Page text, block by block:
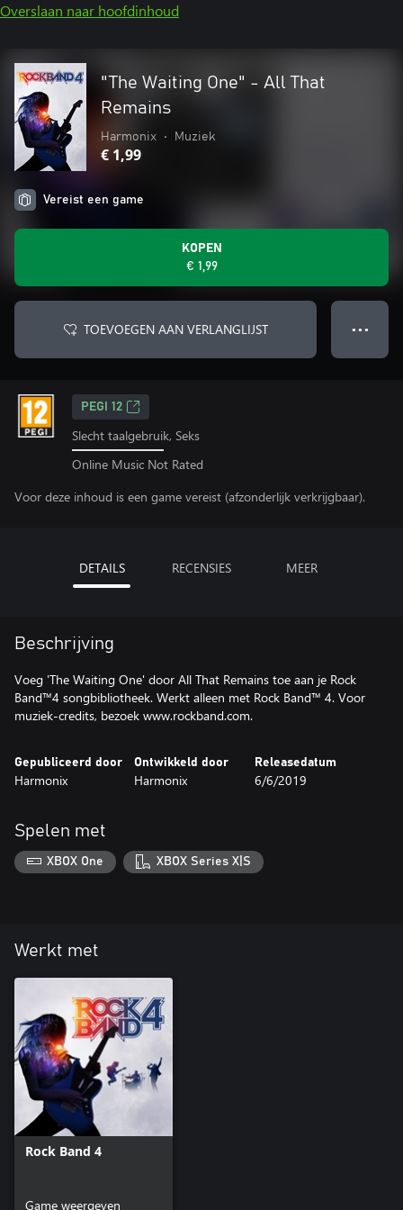
Overslaan naar hoofdinhoud
"The Waiting One" - All That
Remains
Harmonix • Muziek
€ 1,99
Vereist een game
KOPEN
€ 1,99
TOEVOEGEN AAN VERLANGLIJST ● ● ●
PEGI 12
Slecht taalgebruik, Seks
Online Music Not Rated
Voor deze inhoud is een game vereist (afzonderlijk verkrijgbaar).
DETAILS RECENSIES MEER
Beschrijving
Voeg 'The Waiting One' door All That Remains toe aan je Rock
Band™4 songbibliotheek. Werkt alleen met Rock Band™ 4. Voor
muziek-credits, bezoek www.rockband.com.
Gepubliceerd door
Harmonix
Ontwikkeld door
Harmonix
Releasedatum
6/6/2019
Spelen met
XBOX One XBOX Series X|S
Werkt met
Rock Band 4
Game weergeven